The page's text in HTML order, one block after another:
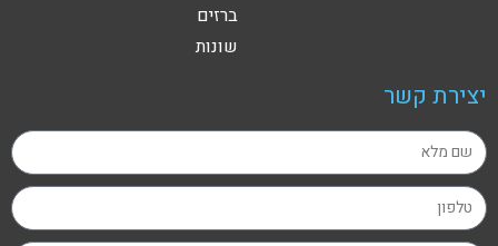
ברזים
שונות
יצירת קשר